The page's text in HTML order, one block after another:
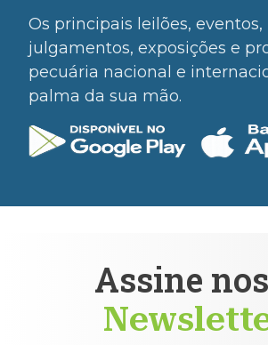
Os principais leilões, eventos,
julgamentos, exposições e
pecuária nacional e
palma da sua mão.
Assine